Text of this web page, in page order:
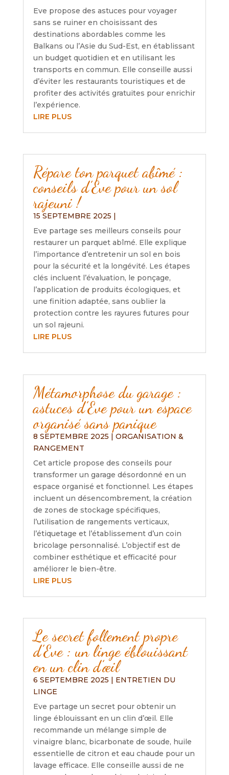
Eve propose des astuces pour voyager
sans se ruiner en choisissant des
destinations abordables comme les
Balkans ou l’Asie du Sud-Est, en établissant
un budget quotidien et en utilisant les
transports en commun. Elle conseille aussi
d’éviter les restaurants touristiques et de
profiter des activités gratuites pour enrichir
l’expérience.
LIRE PLUS
Répare ton parquet abîmé :
conseils d’Eve pour un sol
rajeuni !
15 SEPTEMBRE 2025
Eve partage ses meilleurs conseils pour
restaurer un parquet abîmé. Elle explique
l’importance d’entretenir un sol en bois
pour la sécurité et la longévité. Les étapes
clés incluent l’évaluation, le ponçage,
l’application de produits écologiques, et
une finition adaptée, sans oublier la
protection contre les rayures futures pour
un sol rajeuni.
LIRE PLUS
Métamorphose du garage :
astuces d’Eve pour un espace
organisé sans panique
8 SEPTEMBRE 2025 | ORGANISATION &
RANGEMENT
Cet article propose des conseils pour
transformer un garage désordonné en un
espace organisé et fonctionnel. Les étapes
incluent un désencombrement, la création
de zones de stockage spécifiques,
l’utilisation de rangements verticaux,
l’étiquetage et l’établissement d’un coin
bricolage personnalisé. L’objectif est de
combiner esthétique et efficacité pour
améliorer le bien-être.
LIRE PLUS
Le secret follement propre
d’Eve : un linge éblouissant
en un clin d’œil
6 SEPTEMBRE 2025 | ENTRETIEN DU
LINGE
Eve partage un secret pour obtenir un
linge éblouissant en un clin d’œil. Elle
recommande un mélange simple de
vinaigre blanc, bicarbonate de soude, huile
essentielle de citron et eau chaude pour un
lavage efficace. Elle conseille aussi de ne